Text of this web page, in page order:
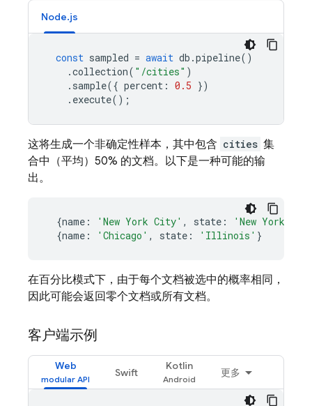
Node.js
const sampled = await db .pipeline()
.collection( "/cities" )
. sample({ percent : 0.5 })
. execute();
这将生成一个非确定性样本，其中包含 cities 集
合中（平均）50% 的文档。以下是一种可能的输
出。
{name : 'New York City' , state : 'New York'
{name : 'Chicago' , state : 'Illinois' }
在百分比模式下，由于每个文档被选中的概率相同，
因此可能会返回零个文档或所有文档。
客户端示例
Web
Swift
Kotlin
更多